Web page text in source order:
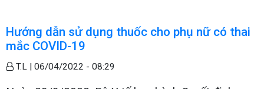
Hướng dẫn sử dụng thuốc cho phụ nữ có thai
mắc COVID-19
T.L | 06/04/2022 - 08:29